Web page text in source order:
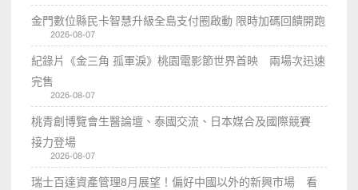
金門數位縣民卡智慧升級全島支付圈啟動 限時加碼回饋開跑
2026-08-07
紀錄片《金三角 孤軍淚》桃園電影節世界首映 兩場次迅速
完售
2026-08-07
桃青創博覽會生醫論壇、泰國交流、日本媒合及國際競賽
接力登場
2026-08-07
瑞士百達資產管理8月展望！偏好中國以外的新興市場 看